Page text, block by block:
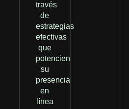
través
de
estrategias
efectivas
que
potencien
su
presencia
en
línea